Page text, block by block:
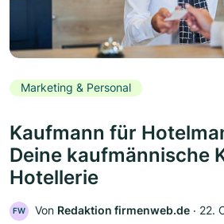
Marketing & Personal
Kaufmann für
Deine kaufmännische
Hotellerie
FW Von Redaktion firmenweb.de ‧ 22.